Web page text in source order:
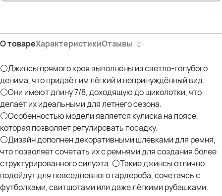
Дл.внеш.шва-98 см
5XL
ПОТ-53 см
Дл.внутр.шва-64 см
Ш.брючины по низу-20 см
6XL
ПОТ-56 см
ПОБ-66 см
Дл.внутр.шва-64 см
Дл.внеш.шва-97 см
Состав:
65% Хлопок
О товареХарактеристикиОтзывы 0
⚪Джинсы прямого кроя выполнены из светло-голубого
денима, что придаёт им лёгкий и непринуждённый вид.
⚪Они имеют длину 7/8, доходящую до щиколотки, что
делает их идеальными для летнего сезона.
⚪Особенностью модели является кулиска на поясе,
которая позволяет регулировать посадку.
⚪Дизайн дополнен декоративными шлёвками для ремня,
что позволяет сочетать их с ремнями для создания более
структурированного силуэта. ⚪Такие джинсы отлично
подойдут для повседневного гардероба, сочетаясь с
футболками, свитшотами или даже лёгкими рубашками.